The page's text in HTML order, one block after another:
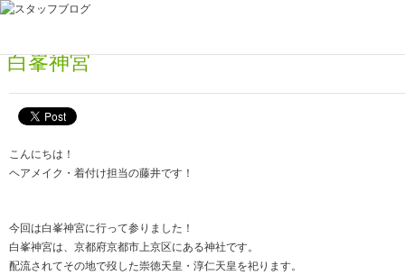
白峯神宮
こんにちは！
ヘアメイク・着付け担当の藤井です！
今回は白峯神宮に行って参りました！
白峯神宮は、京都府京都市上京区にある神社です。
配流されてその地で歿した崇徳天皇・淳仁天皇を祀ります。